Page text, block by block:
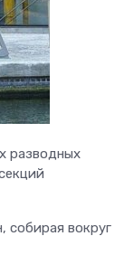
разводных
собирая вокруг